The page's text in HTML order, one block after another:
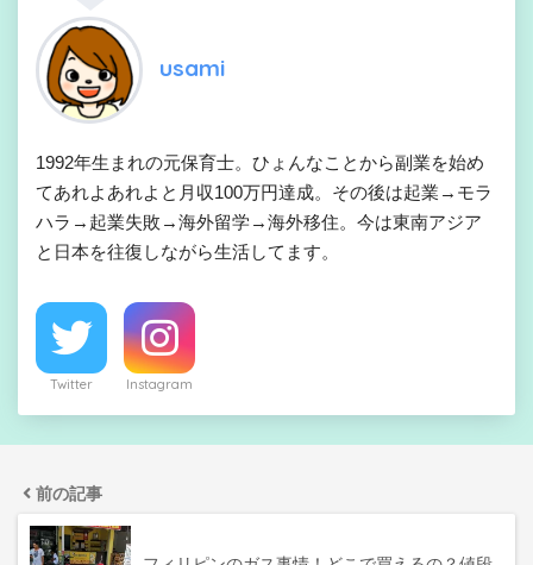
usami
1992年生まれの元保育士。ひょんなことから副業を始め
てあれよあれよと月収100万円達成。その後は起業→モラ
ハラ→起業失敗→海外留学→海外移住。今は東南アジア
と日本を往復しながら生活してます。
Twitter Instagram
前の記事